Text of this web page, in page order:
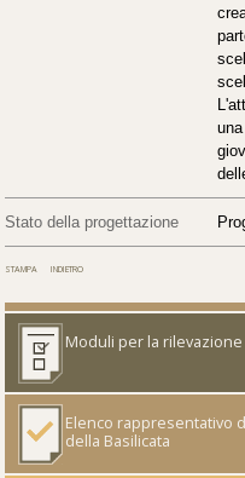
Stato della progettazione
Moduli per la
Elenco rappresentativo
della Basilicata